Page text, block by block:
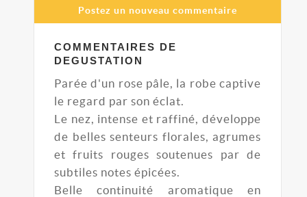
Postez un nouveau commentaire
COMMENTAIRES DE
DEGUSTATION
Parée d'un rose pâle, la robe captive
le regard par son éclat.
Le nez, intense et raffiné, développe
de belles senteurs florales, agrumes
et fruits rouges soutenues par de
subtiles notes épicées.
Belle continuité aromatique en